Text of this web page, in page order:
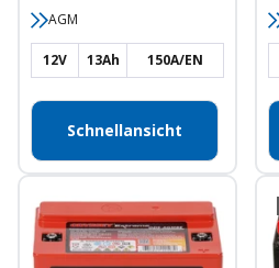
AGM
12V 13Ah 150A/EN
Schnellansicht